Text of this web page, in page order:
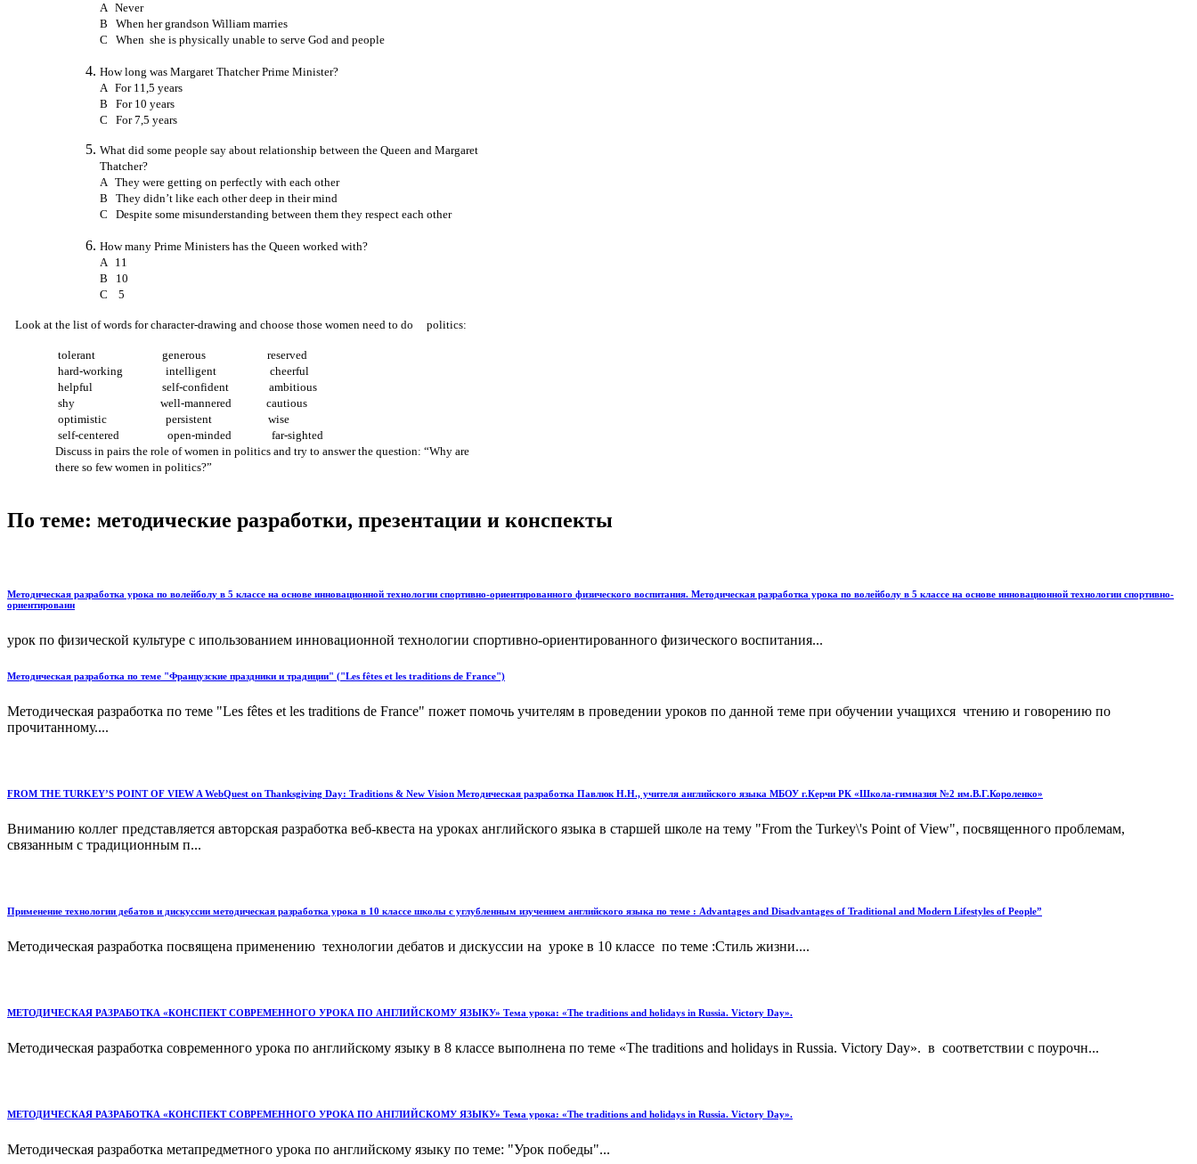
A Never
B When her grandson William marries
C When she is physically unable to serve God and people
How long was Margaret Thatcher Prime Minister?
A For 11,5 years
B For 10 years
C For 7,5 years
What did some people say about relationship between the Queen and Margaret
Thatcher?
A They were getting on perfectly with each other
B They didn’t like each other deep in their mind
C Despite some misunderstanding between them they respect each other
How many Prime Ministers has the Queen worked with?
A 11
B 10
C 5
Look at the list of words for character-drawing and choose those women need to do politics:
tolerant generous reserved
hard-working intelligent cheerful
helpful self-confident ambitious
shy well-mannered cautious
optimistic persistent wise
self-centered open-minded far-sighted
Discuss in pairs the role of women in politics and try to answer the question: “Why are
there so few women in politics?”
По теме: методические разработки, презентации и конспекты
Методическая разработка урока по волейболу в 5 классе на основе инновационной технологии спортивно-ориентированного физического воспитания. Методическая разработка урока по волейболу в 5 классе на основе инновационной технологии спортивно-
ориентированн
урок по физической культуре с ипользованием инновационной технологии спортивно-ориентированного физического воспитания...
Методическая разработка по теме "Французские праздники и традиции" ("Les fêtes et les traditions de France")
Методическая разработка по теме "Les fêtes et les traditions de France" пожет помочь учителям в проведении уроков по данной теме при обучении учащихся чтению и говорению по
прочитанному....
FROM THE TURKEY’S POINT OF VIEW A WebQuest on Thanksgiving Day: Traditions & New Vision Методическая разработка Павлюк Н.Н., учителя английского языка МБОУ г.Керчи РК «Школа-гимназия №2 им.В.Г.Короленко»
Вниманию коллег представляется авторская разработка веб-квеста на уроках английского языка в старшей школе на тему "From the Turkey\'s Point of View", посвященного проблемам,
связанным с традиционным п...
Применение технологии дебатов и дискуссии методическая разработка урока в 10 классе школы с углубленным изучением английского языка по теме : Advantages and Disadvantages of Traditional and Modern Lifestyles of People”
Методическая разработка посвящена применению технологии дебатов и дискуссии на уроке в 10 классе по теме :Стиль жизни....
МЕТОДИЧЕСКАЯ РАЗРАБОТКА «КОНСПЕКТ СОВРЕМЕННОГО УРОКА ПО АНГЛИЙСКОМУ ЯЗЫКУ» Тема урока: «The traditions and holidays in Russia. Victory Day».
Методическая разработка современного урока по английскому языку в 8 классе выполнена по теме «The traditions and holidays in Russia. Victory Day». в соответствии с поурочн...
МЕТОДИЧЕСКАЯ РАЗРАБОТКА «КОНСПЕКТ СОВРЕМЕННОГО УРОКА ПО АНГЛИЙСКОМУ ЯЗЫКУ» Тема урока: «The traditions and holidays in Russia. Victory Day».
Методическая разработка метапредметного урока по английскому языку по теме: "Урок победы"...